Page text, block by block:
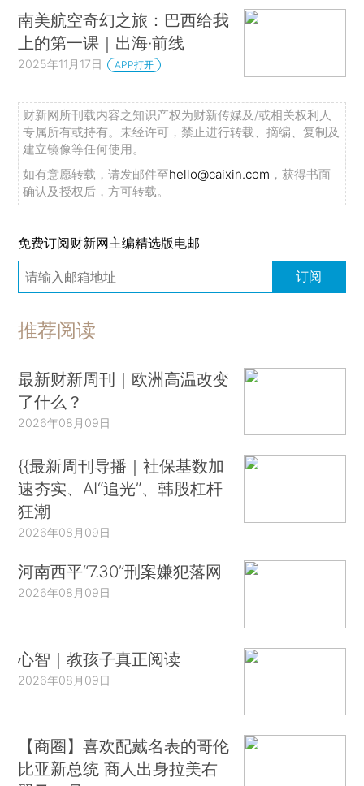
南美航空奇幻之旅：巴西给我
上的第一课｜出海·前线
2025年11月17日 APP打开
财新网所刊载内容之知识产权为财新传媒及/或相关权利人
专属所有或持有。未经许可，禁止进行转载、摘编、复制及
建立镜像等任何使用。
如有意愿转载，请发邮件至hello@caixin.com ，获得书面
确认及授权后，方可转载。
免费订阅财新网主编精选版电邮
订阅
推荐阅读
最新财新周刊｜欧洲高温改变
了什么？
2026年08月09日
{{最新周刊导播｜社保基数加
速夯实、AI“追光”、韩股杠杆
狂潮
2026年08月09日
河南西平“7.30”刑案嫌犯落网
2026年08月09日
心智｜教孩子真正阅读
2026年08月09日
【商圈】喜欢配戴名表的哥伦
比亚新总统 商人出身拉美右